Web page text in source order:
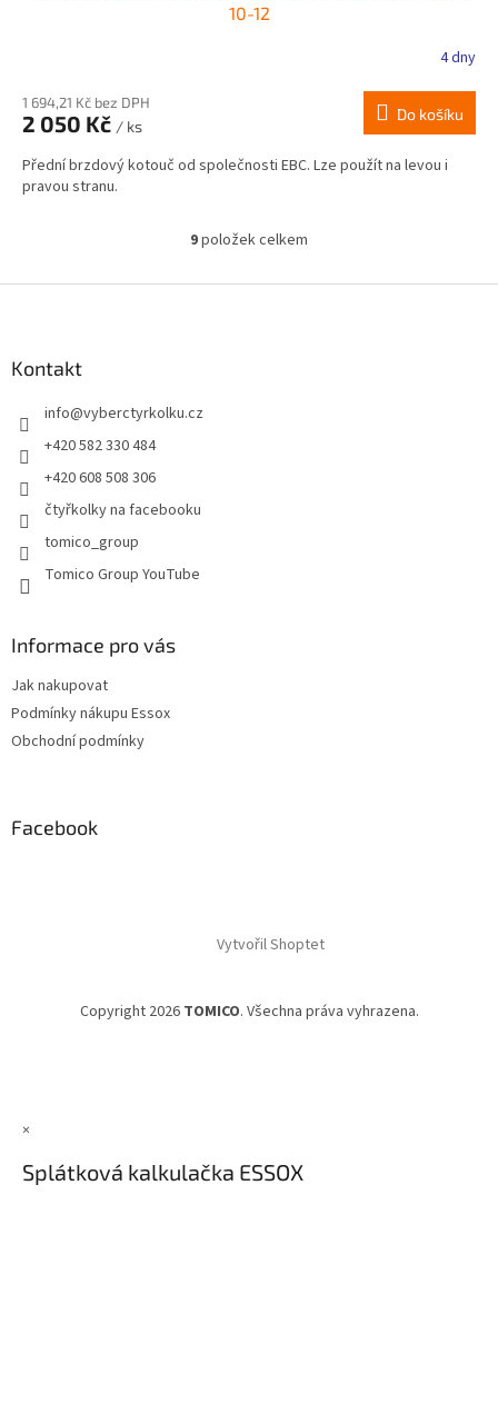
10-12
4 dny
1 694,21 Kč bez DPH
2 050 Kč / ks
Do košíku
Přední brzdový kotouč od společnosti EBC. Lze použít na levou i
pravou stranu.
O
l
9položek celkem
Kontakt
info@vyberctyrkolku.cz
+420 582 330 484
+420 608 508 306
čtyřkolky na facebooku
tomico_group
Tomico Group YouTube
Informace pro vás
Jak nakupovat
Podmínky nákupu Essox
Obchodní podmínky
Facebook
Vytvořil Shoptet
Copyright 2026 TOMICO. Všechna práva vyhrazena.
×
Splátková kalkulačka ESSOX